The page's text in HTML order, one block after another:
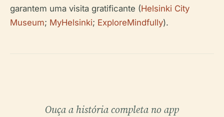
garantem uma visita gratificante (Helsinki City
Museum; MyHelsinki; ExploreMindfully).
Ouça a história completa no app